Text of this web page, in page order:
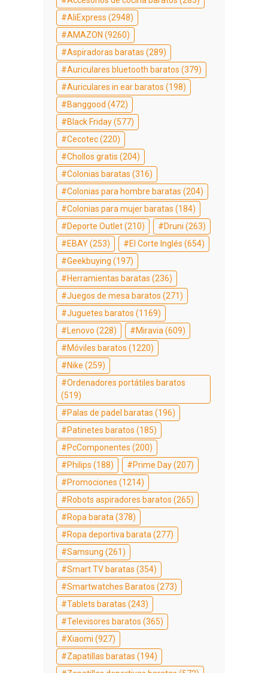
AliExpress (2948)
AMAZON (9260)
Aspiradoras baratas (289)
Auriculares bluetooth baratos (379)
Auriculares in ear baratos (198)
Banggood (472)
Black Friday(577)
Cecotec(220)
Chollos gratis (204)
Colonias baratas (316)
Colonias para hombre baratas (204)
Colonias para mujer baratas (184)
Deporte Outlet(210) Druni (263)
EBAY(253) El Corte Inglés (654)
Geekbuying (197)
Herramientas baratas (236)
Juegos de mesa baratos (271)
Juguetes baratos (1169)
Lenovo (228) Miravia(609)
Móviles baratos (1220)
Nike (259)
Ordenadores portátiles baratos
(519)
Palas de padel baratas (196)
Patinetes baratos (185)
PcComponentes (200)
Philips (188) Prime Day(207)
Promociones (1214)
Robots aspiradores baratos (265)
Ropa barata(378)
Ropa deportiva barata(277)
Samsung (261)
Smart TV baratas (354)
Smartwatches Baratos (273)
Tablets baratas (243)
Televisores baratos (365)
Xiaomi (927)
Zapatillas baratas (194)